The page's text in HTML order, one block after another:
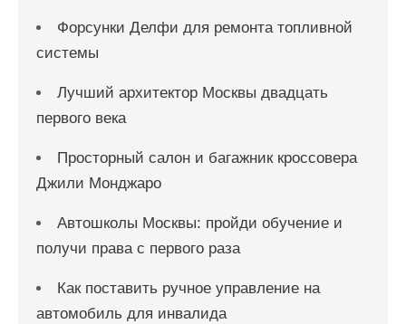
Форсунки Делфи для ремонта топливной
системы
Лучший архитектор Москвы двадцать
первого века
Просторный салон и багажник кроссовера
Джили Монджаро
Автошколы Москвы: пройди обучение и
получи права с первого раза
Как поставить ручное управление на
автомобиль для инвалида